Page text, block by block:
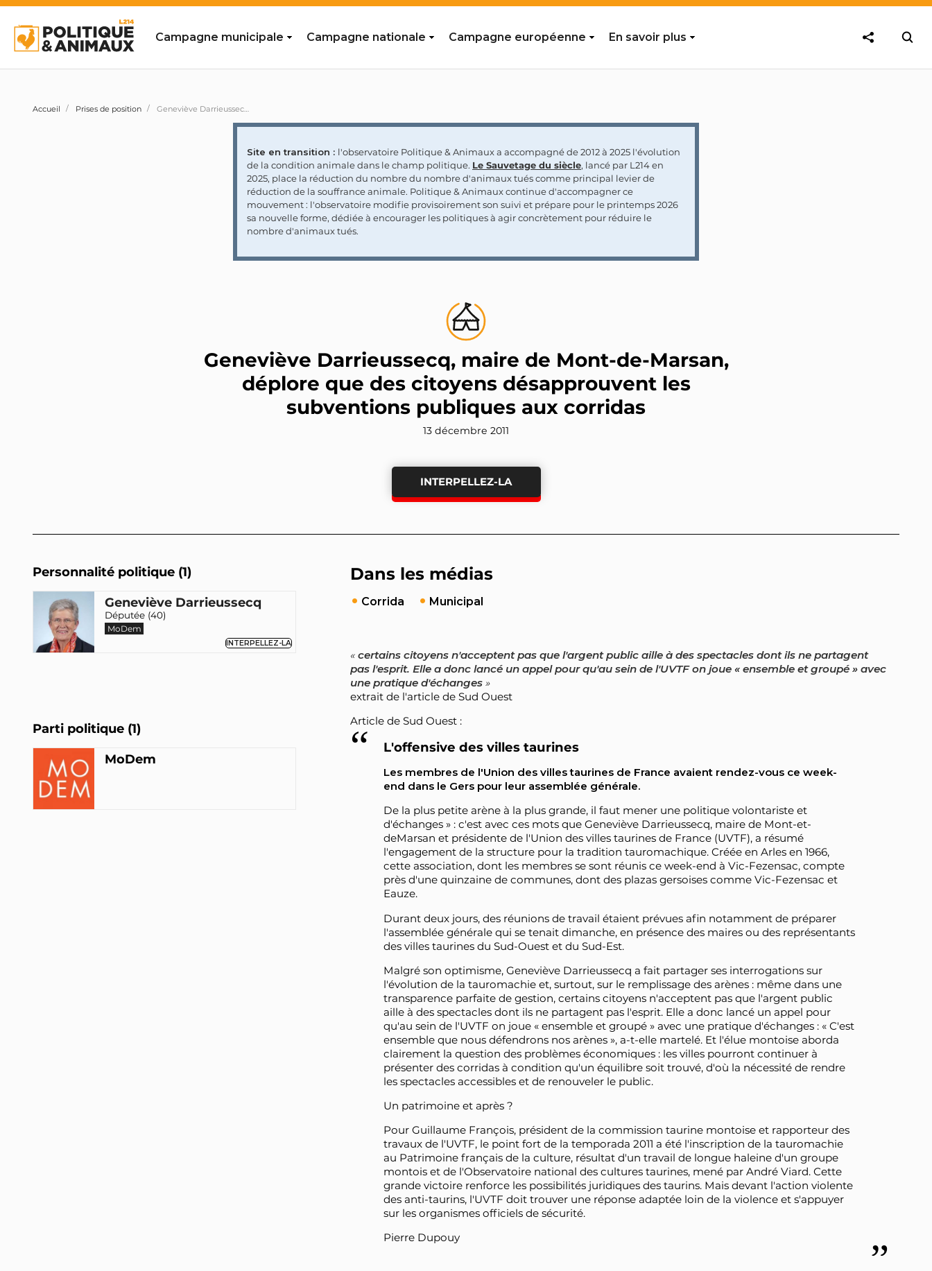
Campagne municipale Campagne nationale Campagne européenne En savoir plus
Accueil Prises de position Geneviève Darrieussecq, maire de Mont-de-Marsan, déplore que des citoyens désapprouvent les subventions publiques aux corridas
Site en transition : l'observatoire Politique & Animaux a accompagné de 2012 à 2025 l'évolution
de la condition animale dans le champ politique. Le Sauvetage du siècle, lancé par L214 en
2025, place la réduction du nombre du nombre d'animaux tués comme principal levier de
réduction de la souffrance animale. Politique & Animaux continue d'accompagner ce
mouvement : l'observatoire modifie provisoirement son suivi et prépare pour le printemps 2026
sa nouvelle forme, dédiée à encourager les politiques à agir concrètement pour réduire le
nombre d'animaux tués.
Geneviève Darrieussecq, maire de Mont-de-Marsan,
déplore que des citoyens désapprouvent les
subventions publiques aux corridas
13 décembre 2011
INTERPELLEZ-LA
Personnalité politique (1)
Geneviève Darrieussecq
Députée (40)
MoDem
INTERPELLEZ-LA
Parti politique (1)
MoDem
Dans les médias
Corrida Municipal
certains citoyens n'acceptent pas que l'argent public aille à des spectacles dont ils ne partagent
pas l'esprit. Elle a donc lancé un appel pour qu'au sein de l'UVTF on joue « ensemble et groupé » avec
une pratique d'échanges
extrait de l'article de Sud Ouest
Article de Sud Ouest :
L'offensive des villes taurines
Les membres de l'Union des villes taurines de France avaient rendez-vous ce week-
end dans le Gers pour leur assemblée générale.
De la plus petite arène à la plus grande, il faut mener une politique volontariste et
d'échanges » : c'est avec ces mots que Geneviève Darrieussecq, maire de Mont-et-
deMarsan et présidente de l'Union des villes taurines de France (UVTF), a résumé
l'engagement de la structure pour la tradition tauromachique. Créée en Arles en 1966,
cette association, dont les membres se sont réunis ce week-end à Vic-Fezensac, compte
près d'une quinzaine de communes, dont des plazas gersoises comme Vic-Fezensac et
Eauze.
Durant deux jours, des réunions de travail étaient prévues afin notamment de préparer
l'assemblée générale qui se tenait dimanche, en présence des maires ou des représentants
des villes taurines du Sud-Ouest et du Sud-Est.
Malgré son optimisme, Geneviève Darrieussecq a fait partager ses interrogations sur
l'évolution de la tauromachie et, surtout, sur le remplissage des arènes : même dans une
transparence parfaite de gestion, certains citoyens n'acceptent pas que l'argent public
aille à des spectacles dont ils ne partagent pas l'esprit. Elle a donc lancé un appel pour
qu'au sein de l'UVTF on joue « ensemble et groupé » avec une pratique d'échanges : « C'est
ensemble que nous défendrons nos arènes », a-t-elle martelé. Et l'élue montoise aborda
clairement la question des problèmes économiques : les villes pourront continuer à
présenter des corridas à condition qu'un équilibre soit trouvé, d'où la nécessité de rendre
les spectacles accessibles et de renouveler le public.
Un patrimoine et après ?
Pour Guillaume François, président de la commission taurine montoise et rapporteur des
travaux de l'UVTF, le point fort de la temporada 2011 a été l'inscription de la tauromachie
au Patrimoine français de la culture, résultat d'un travail de longue haleine d'un groupe
montois et de l'Observatoire national des cultures taurines, mené par André Viard. Cette
grande victoire renforce les possibilités juridiques des taurins. Mais devant l'action violente
des anti-taurins, l'UVTF doit trouver une réponse adaptée loin de la violence et s'appuyer
sur les organismes officiels de sécurité.
Pierre Dupouy